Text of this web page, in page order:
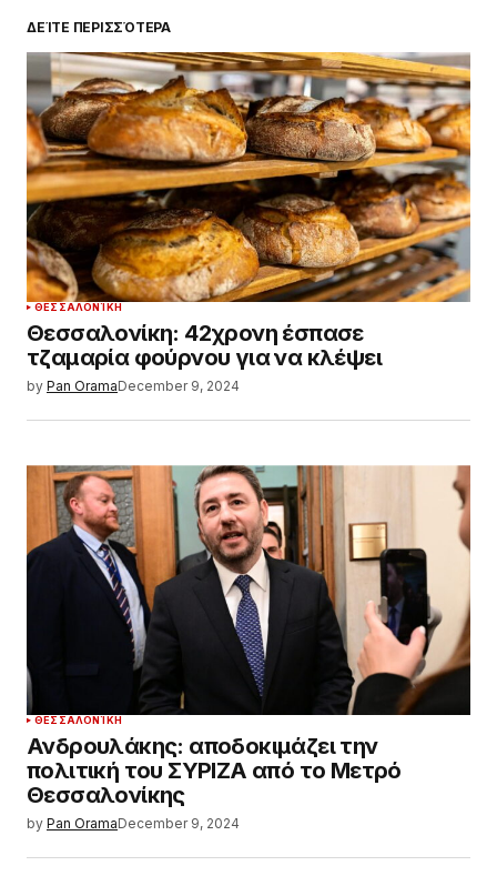
ΔΕΊΤΕ ΠΕΡΙΣΣΌΤΕΡΑ
ΘΕΣΣΑΛΟΝΊΚΗ
Θεσσαλονίκη: 42χρονη έσπασε
τζαμαρία φούρνου για να κλέψει
by Pan OramaDecember 9, 2024
ΘΕΣΣΑΛΟΝΊΚΗ
Ανδρουλάκης: αποδοκιμάζει την
πολιτική του ΣΥΡΙΖΑ από το Μετρό
Θεσσαλονίκης
by Pan OramaDecember 9, 2024